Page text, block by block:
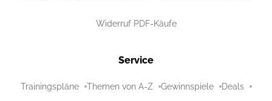
Widerruf PDF-Käufe
Service
Trainingspläne Themen von A-Z Gewinnspiele Deals